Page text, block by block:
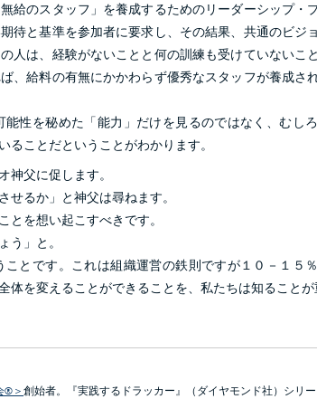
給のスタッフ」を養成するためのリーダーシップ・
待と基準を参加者に要求し、その結果、共通のビジ
人は、経験がないことと何の訓練も受けていないこ
、給料の有無にかかわらず優秀なスタッフが養成さ
性を秘めた「能力」だけを見るのではなく、むし
ことだということがわかります。
神父に促します。
せるか」と神父は尋ねます。
を想い起こすべきです。
う」と。
とです。これは組織運営の鉄則ですが１０－１５
を変えることができることを、私たちは知ることが
®＞創始者。『実践するドラッカー』（ダイヤモンド社）シリー